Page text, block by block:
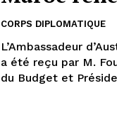
CORPS DIPLOMATIQUE
L’Ambassadeur
a été reçu par M.
du Budget et